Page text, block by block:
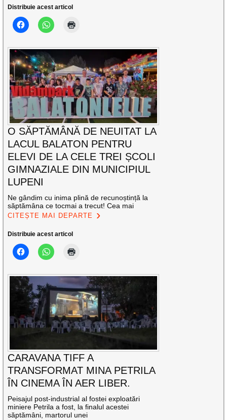
Distribuie acest articol
O SĂPTĂMÂNĂ DE NEUITAT LA
LACUL BALATON PENTRU
ELEVI DE LA CELE TREI ȘCOLI
GIMNAZIALE DIN MUNICIPIUL
LUPENI
Ne gândim cu inima plină de recunoștință la
săptămâna ce tocmai a trecut! Cea mai
CITEȘTE MAI DEPARTE
Distribuie acest articol
CARAVANA TIFF A
TRANSFORMAT MINA PETRILA
ÎN CINEMA ÎN AER LIBER.
Peisajul post-industrial al fostei exploatări
miniere Petrila a fost, la finalul acestei
săptămâni, martorul unei